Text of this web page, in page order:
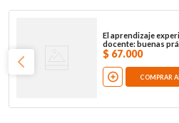
El aprendizaje
docente: buenas
$ 67.000
COMPRAR